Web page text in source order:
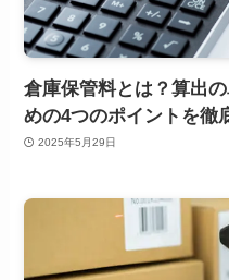
倉庫保管料とは？算出
めの4つのポイントを徹
2025年5月29日